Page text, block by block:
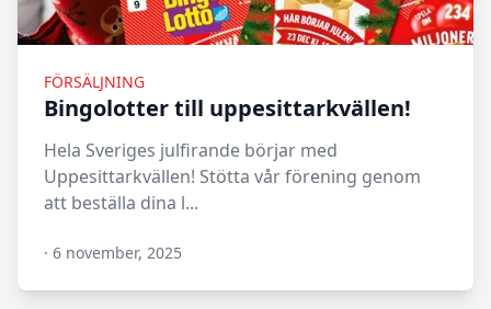
FÖRSÄLJNING
Bingolotter till uppesittarkvällen!
Hela Sveriges julfirande börjar med
Uppesittarkvällen! Stötta vår förening genom
att beställa dina l...
N/A
· 6 november, 2025